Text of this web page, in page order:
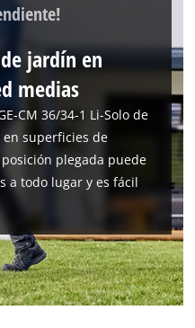
jardín en
medias
CM 36/34-1 Li-Solo de
superficies de
plegada puede
a todo lugar y es fácil